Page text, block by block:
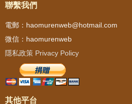
聯繫我們
電郵：haomurenweb@hotmail.com
微信：haomurenweb
隱私政策 Privacy Policy
其他平台